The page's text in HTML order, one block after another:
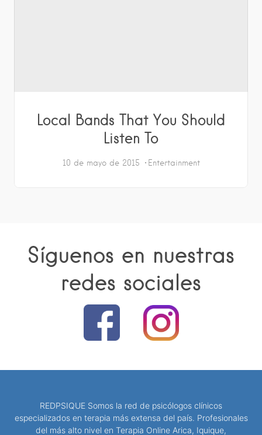
Local Bands That You Should
Listen To
10 de mayo de 2015 Entertainment
Síguenos en nuestras
redes sociales
REDPSIQUE Somos la red de psicólogos clínicos
especializados en terapia más extensa del país. Profesionales
del más alto nivel en Terapia Online Arica, Iquique,